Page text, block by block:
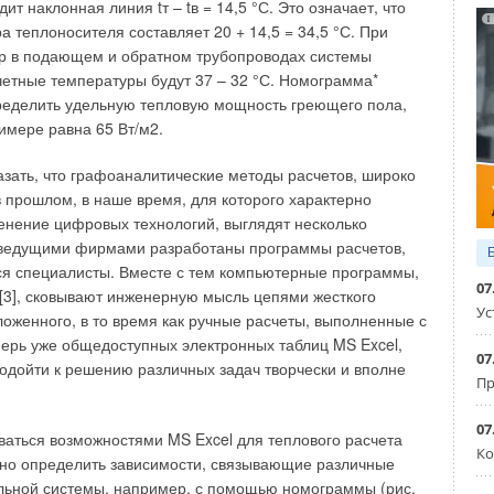
наклонная линия tт – tв = 14,5 °С. Это означает, что
теплоносителя составляет 20 + 14,5 = 34,5 °С. При
в подающем и обратном трубопроводах системы
температуры будут 37 – 32 °С. Номограмма*
удельную тепловую мощность греющего пола,
равна 65 Вт/м2.
что графоаналитические методы расчетов, широко
прошлом, в наше время, для которого характерно
цифровых технологий, выглядят несколько
фирмами разработаны программы расчетов,
специалисты. Вместе с тем компьютерные программы,
сковывают инженерную мысль цепями жесткого
в то время как ручные расчеты, выполненные с
уже общедоступных электронных таблиц MS Excel,
к решению различных задач творчески и вполне
возможностями MS Excel для теплового расчета
определить зависимости, связывающие различные
системы, например, с помощью номограммы (рис.
[1].Модель перехода выполнена с учетом
реального перехода в масштабе 1:200.
воздушного потока (ветра) осуществлялось
модели на 0° (режим А), 30° (режим Б), 45° (режим
(режим Д). Замеры скорости воздуха внутри и вне
комбинированным измерителем ТАММ20, причем для
испытаний модели пешеходного перехода при
нами скорости воздушного потока (ветра) vв = 7,5 м/с
Скорость воздушного потока в тоннеле перехода при
45° находилась в пределах vm ≈ 0,3 м/с, при углах обдува
в тоннеле был неустойчивым.
воздуха в нем может быть принята vm = 0 м/с.
на том, что невязка замеренных расходов воздуха во
тоннель составляла более 50 % при
обдува модели 0°, 30°, 45° происходит естественная
перехода за счет ветрового давления.